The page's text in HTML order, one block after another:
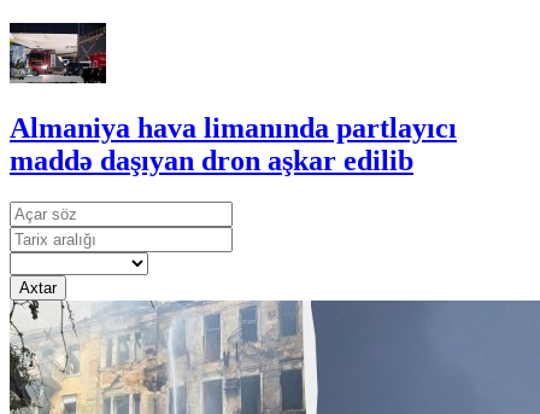
Almaniya hava limanında partlayıcı
maddə daşıyan dron aşkar edilib
Axtar